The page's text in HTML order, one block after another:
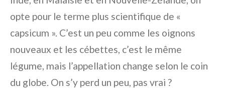
opte pour le terme plus scientifique de «
capsicum ». C’est un peu comme les oignons
nouveaux et les cébettes, c’est le même
légume, mais l’appellation change selon le coin
du globe. On s’y perd un peu, pas vrai ?